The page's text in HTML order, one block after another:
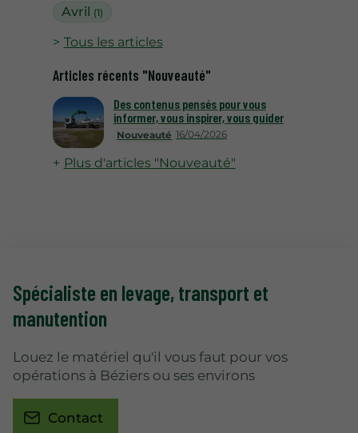
Avril (1)
Tous les articles
Articles récents "Nouveauté"
Nouveauté 16/04/2026
Des contenus pensés pour vous
informer, vous inspirer, vous guider
Plus d'articles "Nouveauté"
Spécialiste en levage, transport et
manutention
Louez le matériel qu'il vous faut pour vos
opérations à Béziers ou ses environs
Contact